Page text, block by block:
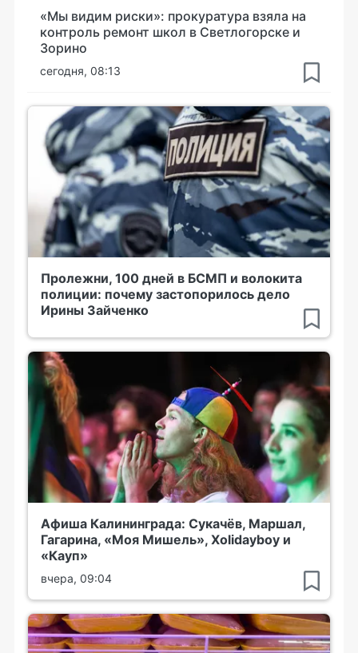
«Мы видим риски»: прокуратура взяла на
контроль ремонт школ в Светлогорске и
Зорино
сегодня, 08:13
Пролежни, 100 дней в БСМП и волокита
полиции: почему застопорилось дело
Ирины Зайченко
Афиша Калининграда: Сукачёв, Маршал,
Гагарина, «Моя Мишель», Xolidayboy и
«Кауп»
вчера, 09:04